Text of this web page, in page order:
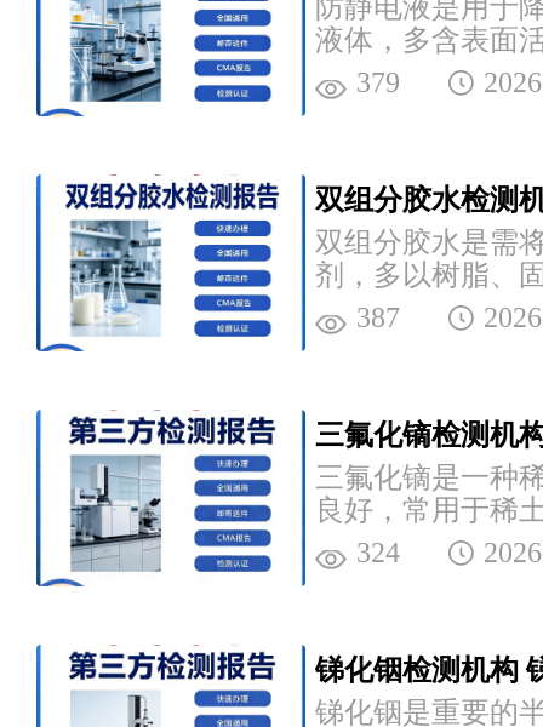
防静电液是用于
液体，多含表面
究院可提供相关
检测机...
379
双组分胶水检测
双组分胶水是需
剂，多以树脂、
研究院可提供相
检...
387
三氟化镝检测机
三氟化镝是一种
良好，常用于稀
领域，清析技术
务，是专业的...
324
锑化铟检测机构
锑化铟是重要的